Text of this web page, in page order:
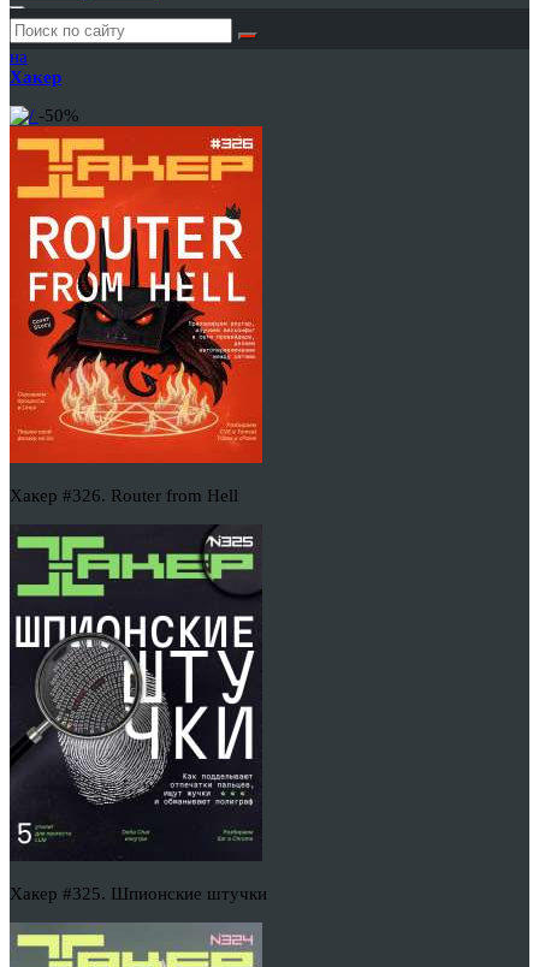
Годовая
подписка
на
Хакер
-50%
Хакер #326. Router from Hell
Хакер #325. Шпионские штучки